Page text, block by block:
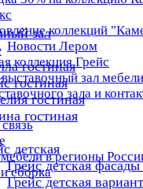
коллекций
Новости Лером
коллекция Грейс
зал
зала и
в регионы
сборка
зал
гостиная
гостиная
гостиная
гостиная
детская
Грейс детская
Грейс детская